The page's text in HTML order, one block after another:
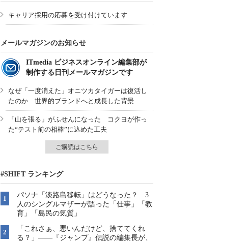
キャリア採用の応募を受け付けています
メールマガジンのお知らせ
ITmedia ビジネスオンライン編集部が
制作する日刊メールマガジンです
なぜ「一度消えた」オニツカタイガーは復活し
たのか 世界的ブランドへと成長した背景
「山を張る」がふせんになった コクヨが作っ
た“テスト前の相棒”に込めた工夫
ご購読はこちら
#SHIFT ランキング
パソナ「淡路島移転」はどうなった？ 3
人のシングルマザーが語った「仕事」「教
育」「島民の気質」
「これさぁ、悪いんだけど、捨ててくれ
る？」――『ジャンプ』伝説の編集長が、